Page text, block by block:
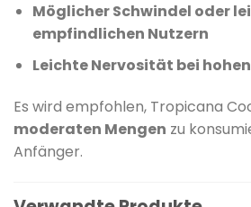
Möglicher Schwindel oder
empfindlichen Nutzern
Leichte Nervosität bei
Es wird empfohlen, Tropicana
moderaten Mengen zu
Anfänger.